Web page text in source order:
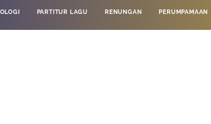
PARTITUR LAGU RENUNGAN PERUMPAMAAN